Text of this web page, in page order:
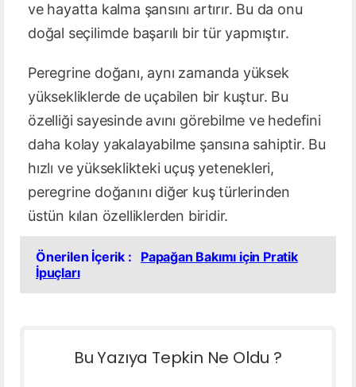
ve hayatta kalma şansını artırır. Bu da onu
doğal seçilimde başarılı bir tür yapmıştır.
Peregrine doğanı, aynı zamanda yüksek
yüksekliklerde de uçabilen bir kuştur. Bu
özelliği sayesinde avını görebilme ve hedefini
daha kolay yakalayabilme şansına sahiptir. Bu
hızlı ve yükseklikteki uçuş yetenekleri,
peregrine doğanını diğer kuş türlerinden
üstün kılan özelliklerden biridir.
Önerilen İçerik :
Papağan Bakımı için Pratik
İpuçları
Bu Yazıya Tepkin Ne Oldu ?